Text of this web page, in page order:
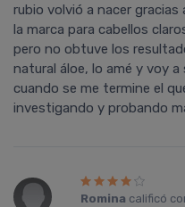
rubio volvió a nacer gracias
la marca para cabellos
pero no obtuve los
natural áloe, lo amé y voy
cuando se me termine el
investigando y probando
Romina calificó